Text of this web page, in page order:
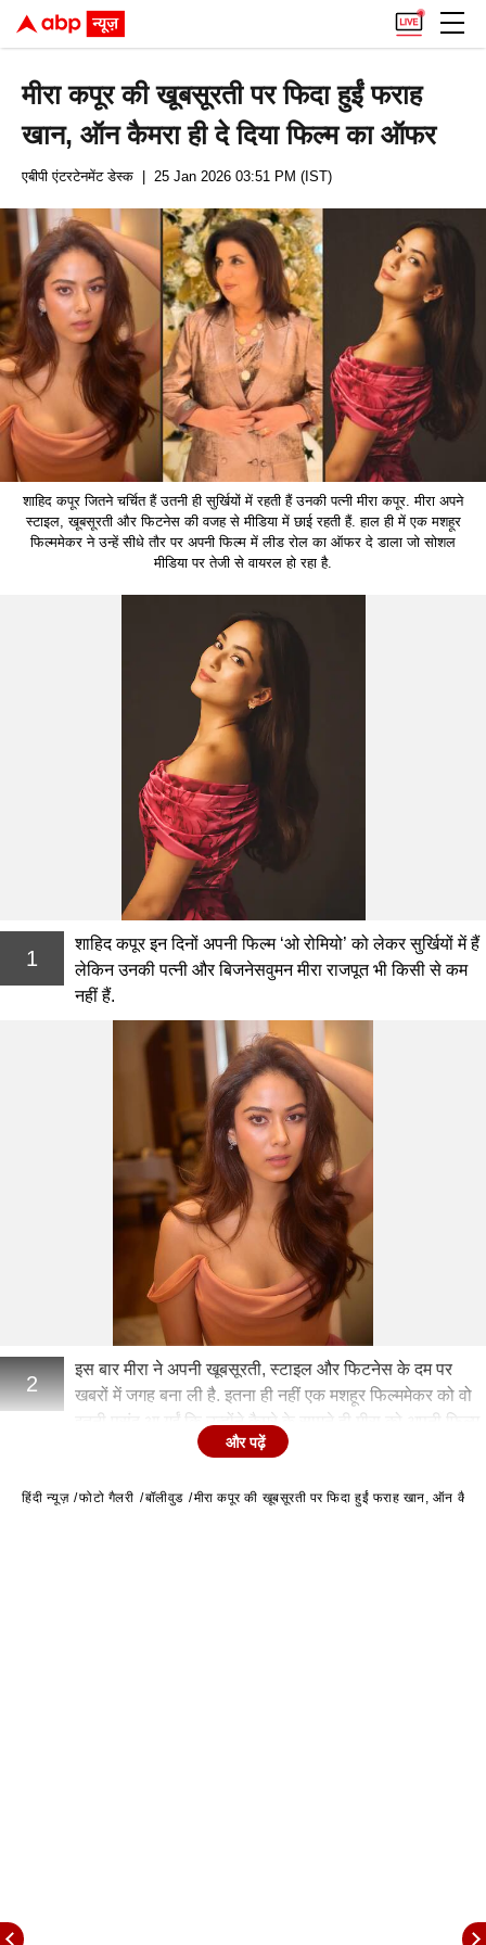
मीरा कपूर की खूबसूरती पर फिदा हुईं फराह
खान, ऑन कैमरा ही दे दिया फिल्म का ऑफर
एबीपी एंटरटेनमेंट डेस्क | 25 Jan 2026 03:51 PM (IST)
शाहिद कपूर जितने चर्चित हैं उतनी ही सुर्खियों में रहती हैं उनकी पत्नी मीरा कपूर. मीरा अपने
स्टाइल, खूबसूरती और फिटनेस की वजह से मीडिया में छाई रहती हैं. हाल ही में एक मशहूर
फिल्ममेकर ने उन्हें सीधे तौर पर अपनी फिल्म में लीड रोल का ऑफर दे डाला जो सोशल
मीडिया पर तेजी से वायरल हो रहा है.
1
शाहिद कपूर इन दिनों अपनी फिल्म ‘ओ रोमियो’ को लेकर सुर्खियों में हैं
लेकिन उनकी पत्नी और बिजनेसवुमन मीरा राजपूत भी किसी से कम
नहीं हैं.
2
इस बार मीरा ने अपनी खूबसूरती, स्टाइल और फिटनेस के दम पर
खबरों में जगह बना ली है. इतना ही नहीं एक मशहूर फिल्ममेकर को वो
इतनी पसंद आ गईं कि उन्होंने कैमरे के सामने ही मीरा को अपनी फिल्म
का लीड रोल ऑफर कर डाला.
और पढ़ें
हिंदी न्यूज़ फोटो गैलरी बॉलीवुड मीरा कपूर की खूबसूरती पर फिदा हुईं फराह खान, ऑन